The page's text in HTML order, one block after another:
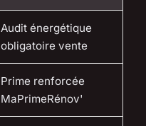
Audit énergétique
obligatoire vente
Prime renforcée
MaPrimeRénov'